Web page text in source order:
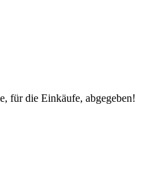
für die Einkäufe, abgegeben!